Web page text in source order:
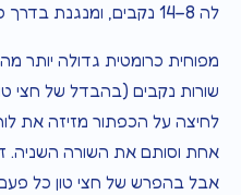
לה 8–14 נקבים, ומנגנת בדרך כלל 3 אוקטבות.
מפוחית כרומטית גדולה יותר
שורות נקבים (בהבדל של חצי
לחיצה על הכפתור מזיזה את
אחת וסותם את השורה השניה.
אבל בהפרש של חצי טון כל